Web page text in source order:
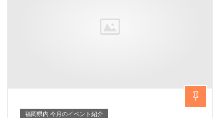
福岡県内 今月のイベント紹介